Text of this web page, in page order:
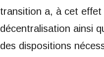
transition a, à cet effet
décentralisation ainsi
des dispositions